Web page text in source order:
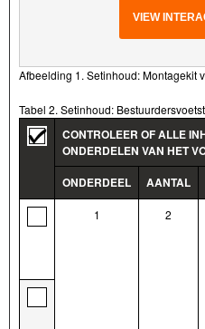
VIEW
Afbeelding 1. Setinhoud: Montagekit
Tabel 2. Setinhoud:
CONTROLEER OF ALLE
ONDERDELEN VAN HET
ONDERDEEL
AANTAL
1 2